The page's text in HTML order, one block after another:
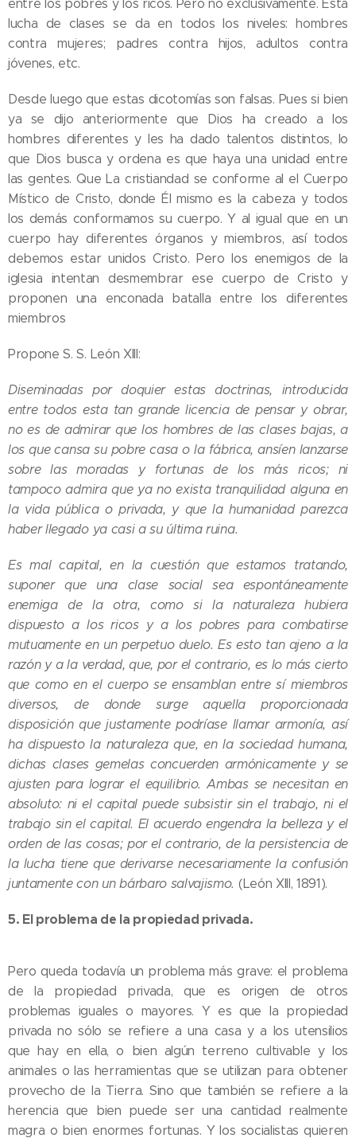
entre los pobres y los ricos. Pero no exclusivamente. Esta
lucha de clases se da en todos los niveles: hombres
contra mujeres; padres contra hijos, adultos contra
jóvenes, etc.
Desde luego que estas dicotomías son falsas. Pues si bien
ya se dijo anteriormente que Dios ha creado a los
hombres diferentes y les ha dado talentos distintos, lo
que Dios busca y ordena es que haya una unidad entre
las gentes. Que La cristiandad se conforme al el Cuerpo
Místico de Cristo, donde Él mismo es la cabeza y todos
los demás conformamos su cuerpo. Y al igual que en un
cuerpo hay diferentes órganos y miembros, así todos
debemos estar unidos Cristo. Pero los enemigos de la
iglesia intentan desmembrar ese cuerpo de Cristo y
proponen una enconada batalla entre los diferentes
miembros
Propone S. S. León XIII:
Diseminadas por doquier estas doctrinas, introducida
entre todos esta tan grande licencia de pensar y obrar,
no es de admirar que los hombres de las clases bajas, a
los que cansa su pobre casa o la fábrica, ansíen lanzarse
sobre las moradas y fortunas de los más ricos; ni
tampoco admira que ya no exista tranquilidad alguna en
la vida pública o privada, y que la humanidad parezca
haber llegado ya casi a su última ruina.
Es mal capital, en la cuestión que estamos tratando,
suponer que una clase social sea espontáneamente
enemiga de la otra, como si la naturaleza hubiera
dispuesto a los ricos y a los pobres para combatirse
mutuamente en un perpetuo duelo. Es esto tan ajeno a la
razón y a la verdad, que, por el contrario, es lo más cierto
que como en el cuerpo se ensamblan entre sí miembros
diversos, de donde surge aquella proporcionada
disposición que justamente podríase llamar armonía, así
ha dispuesto la naturaleza que, en la sociedad humana,
dichas clases gemelas concuerden armónicamente y se
ajusten para lograr el equilibrio. Ambas se necesitan en
absoluto: ni el capital puede subsistir sin el trabajo, ni el
trabajo sin el capital. El acuerdo engendra la belleza y el
orden de las cosas; por el contrario, de la persistencia de
la lucha tiene que derivarse necesariamente la confusión
juntamente con un bárbaro salvajismo. (León XIII, 1891).
5. El problema de la propiedad privada.
Pero queda todavía un problema más grave: el problema
de la propiedad privada, que es origen de otros
problemas iguales o mayores. Y es que la propiedad
privada no sólo se refiere a una casa y a los utensilios
que hay en ella, o bien algún terreno cultivable y los
animales o las herramientas que se utilizan para obtener
provecho de la Tierra. Sino que también se refiere a la
herencia que bien puede ser una cantidad realmente
magra o bien enormes fortunas. Y los socialistas quieren